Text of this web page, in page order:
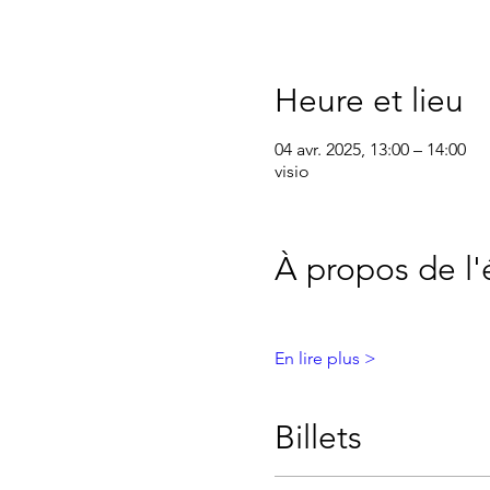
Heure et lieu
04 avr. 2025, 13:00 – 14:00
visio
À propos de
En lire plus >
Billets